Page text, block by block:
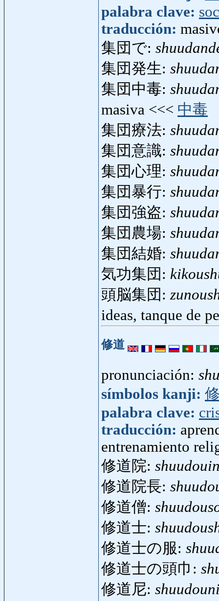
palabra clave:
traducción:
集団で:
集団発生:
集団中毒:
masiva <<< 中毒
集団療法:
集団意識:
集団心理:
集団暴行:
集団強盗:
集団農場:
集団結婚:
気功集団:
頭脳集団:
ideas, tanque de
修道
pronunciación:
símbolos kanji:
palabra clave:
traducción:
entrenamiento
修道院:
修道院長:
修道僧:
修道士:
修道士の服:
修道士の頭巾:
修道尼: